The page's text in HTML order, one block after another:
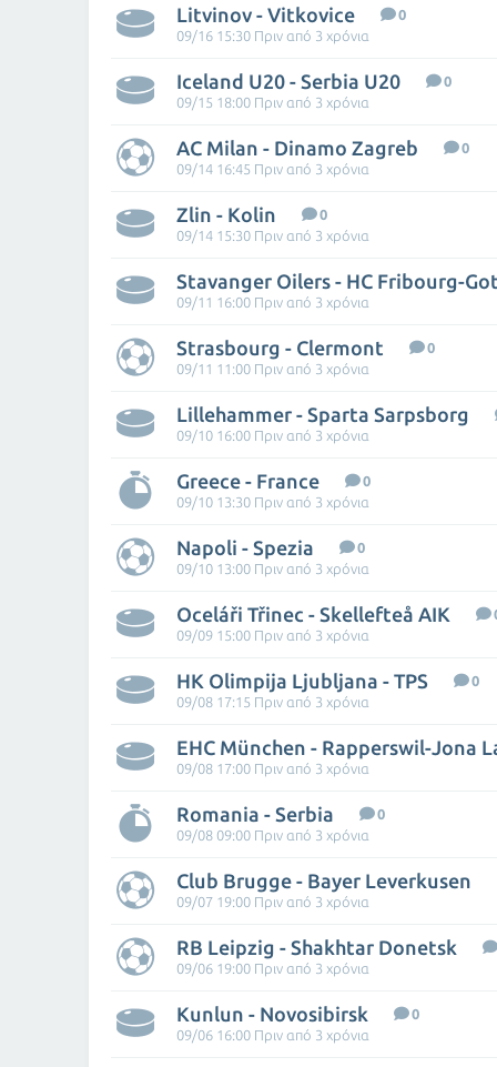
Litvinov - Vitkovice
0
09/16 15:30 Πριν από 3 χρόνια
Iceland U20 - Serbia U20
0
09/15 18:00 Πριν από 3 χρόνια
AC Milan - Dinamo Zagreb
0
09/14 16:45 Πριν από 3 χρόνια
Zlin - Kolin
0
09/14 15:30 Πριν από 3 χρόνια
Stavanger Oilers - HC Fribourg-
09/11 16:00 Πριν από 3 χρόνια
Strasbourg - Clermont
0
09/11 11:00 Πριν από 3 χρόνια
Lillehammer - Sparta Sarpsborg
09/10 16:00 Πριν από 3 χρόνια
Greece - France
0
09/10 13:30 Πριν από 3 χρόνια
Napoli - Spezia
0
09/10 13:00 Πριν από 3 χρόνια
Oceláři Třinec - Skellefteå AIK
09/09 15:00 Πριν από 3 χρόνια
HK Olimpija Ljubljana - TPS
0
09/08 17:15 Πριν από 3 χρόνια
EHC München - Rapperswil-Jona
09/08 17:00 Πριν από 3 χρόνια
Romania - Serbia
0
09/08 09:00 Πριν από 3 χρόνια
Club Brugge - Bayer Leverkusen
09/07 19:00 Πριν από 3 χρόνια
RB Leipzig - Shakhtar Donetsk
09/06 19:00 Πριν από 3 χρόνια
Kunlun - Novosibirsk
0
09/06 16:00 Πριν από 3 χρόνια